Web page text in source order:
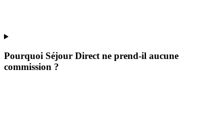
Pourquoi Séjour Direct ne prend-il aucune
commission ?